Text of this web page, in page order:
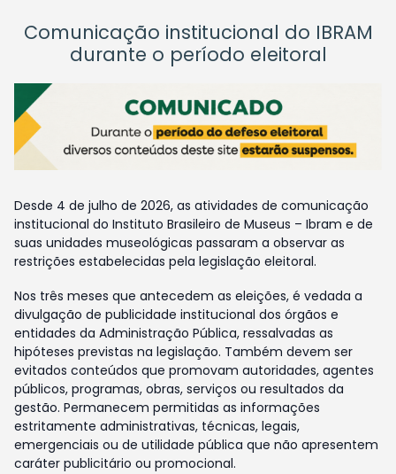
Comunicação institucional do IBRAM
durante o período eleitoral
Desde 4 de julho de 2026, as atividades de comunicação
institucional do Instituto Brasileiro de Museus – Ibram e de
suas unidades museológicas passaram a observar as
restrições estabelecidas pela legislação eleitoral.
Nos três meses que antecedem as eleições, é vedada a
divulgação de publicidade institucional dos órgãos e
entidades da Administração Pública, ressalvadas as
hipóteses previstas na legislação. Também devem ser
evitados conteúdos que promovam autoridades, agentes
públicos, programas, obras, serviços ou resultados da
gestão. Permanecem permitidas as informações
estritamente administrativas, técnicas, legais,
emergenciais ou de utilidade pública que não apresentem
caráter publicitário ou promocional.